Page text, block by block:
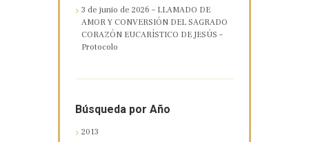
3 de junio de 2026 – LLAMADO DE
AMOR Y CONVERSIÓN DEL SAGRADO
CORAZÓN EUCARÍSTICO DE JESÚS –
Protocolo
Búsqueda por Año
2013